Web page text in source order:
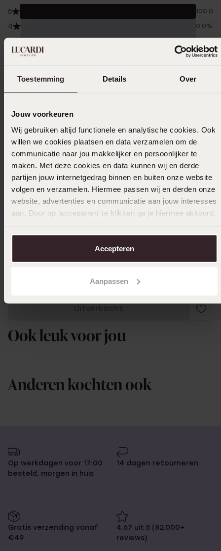
Toestemming Details Over
Jouw voorkeuren
Wij gebruiken altijd functionele en analytische cookies. Ook
willen we cookies plaatsen en data verzamelen om de
communicatie naar jou makkelijker en persoonlijker te
maken. Met deze cookies en data kunnen wij en derde
partijen jouw internetgedrag binnen en buiten onze website
volgen en verzamelen. Hiermee passen wij en derden onze
website, advertenties en communicatie aan jouw interesses
aan. Door op ‘accepteren’ te klikken ga je hiermee akkoord.
over in onscookiebeleid.
Accepteren
Aanpassen
5 100.0%
4 0.0%
2 0.0%
Verzameld onder de
09-06-2025 - Mila K.
Super fijn product! Geeft niet af en zit fijn!
Het is een heel leuk en mooi armbandje past
Ook leuk voor jou
Anderen kochten ook
Op werkdagen voor 17:00
besteld, morgen in huis
14 dagen retourneren
Gratis verzending vanaf
€49
4,67 uit 5 (82.000+
reviews)